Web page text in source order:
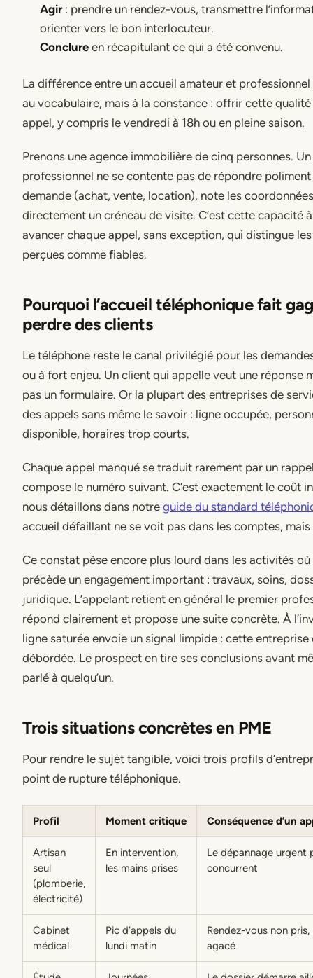
Agir: prendre un rendez-vous, transmettre
orienter vers le bon interlocuteur.
Conclureen récapitulant ce qui a été convenu.
La différence entre un accueil amateur et
au vocabulaire, mais à la constance : offrir cette qualité
appel, y compris le vendredi à 18h ou en pleine saison.
Prenons une agence immobilière de cinq personnes.
professionnel ne se contente pas de répondre
demande (achat, vente, location), note les
directement un créneau de visite. C’est cette capacité
avancer chaque appel, sans exception, qui distingue
perçues comme fiables.
Pourquoi l’accueil téléphonique fait
perdre des clients
Le téléphone reste le canal privilégié pour les
ou à fort enjeu. Un client qui appelle veut une réponse
pas un formulaire. Or la plupart des entreprises de
des appels sans même le savoir : ligne occupée,
disponible, horaires trop courts.
Chaque appel manqué se traduit rarement par un
compose le numéro suivant. C’est exactement le coût
nous détaillons dans notre guide du standard
accueil défaillant ne se voit pas dans les comptes,
Ce constat pèse encore plus lourd dans les activités où
précède un engagement important : travaux, soins,
juridique. L’appelant retient en général le premier
répond clairement et propose une suite concrète. À
ligne saturée envoie un signal limpide : cette entreprise
débordée. Le prospect en tire ses conclusions avant
parlé à quelqu’un.
Trois situations concrètes en PME
Pour rendre le sujet tangible, voici trois profils
point de rupture téléphonique.
Profil Moment critique Conséquence d’un
Artisan
seul
(plomberie,
électricité)
En intervention,
les mains prises
Le dépannage urgent
concurrent
Cabinet
médical
Pic d’appels du
lundi matin
Rendez-vous non
agacé